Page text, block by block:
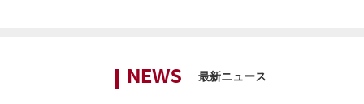
NEWS 最新ニュース